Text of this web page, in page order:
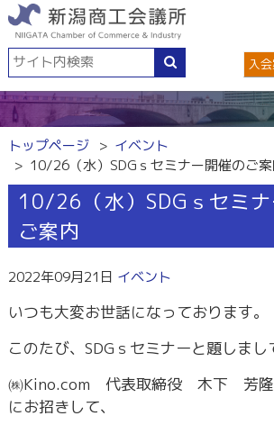
入
トップページ
イベント
10/26（水）SDGｓセミナー開催のご
10/26（水）SDGｓセミ
ご案内
2022年09月21日 イベント
いつも大変お世話になっております。
このたび、SDGｓセミナーと題しまし
㈱Kino.com 代表取締役 木下
にお招きして、